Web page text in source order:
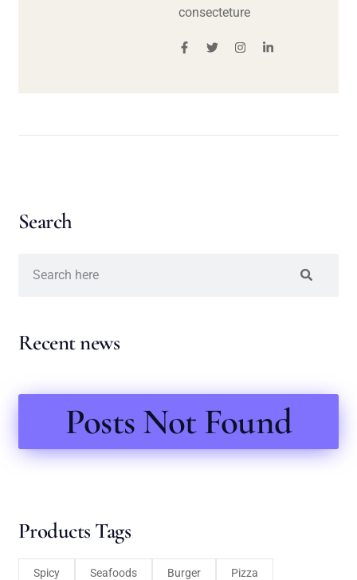
consecteture
Search
Recent news
Posts Not Found
Products Tags
Spicy Seafoods Burger Pizza